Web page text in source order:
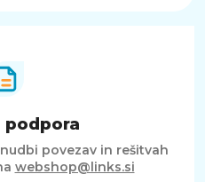
podpora
povezav in rešitvah
webshop@links.si